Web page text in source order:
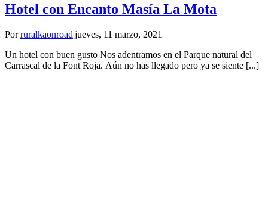
Hotel con Encanto Masía La Mota
Porruralkaonroad|jueves, 11 marzo, 2021 |
Un hotel con buen gusto Nos adentramos en el Parque natural del
Carrascal de la Font Roja. Aún no has llegado pero ya se siente [...]